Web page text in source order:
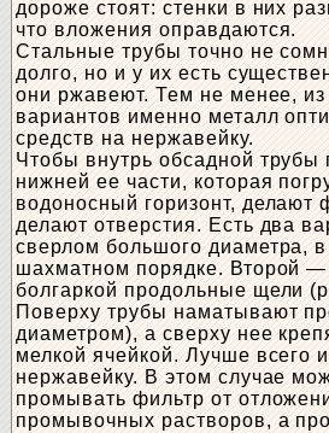
дороже стоят: стенки в них
что вложения оправдаются.
Стальные трубы точно не
долго, но и у их есть
они ржавеют. Тем не менее,
вариантов именно металл
средств на нержавейку.
Чтобы внутрь обсадной трубы
нижней ее части, которая
водоносный горизонт, делают
делают отверстия. Есть два
сверлом большого диаметра,
шахматном порядке. Второй —
болгаркой продольные щели
Поверху трубы наматывают
диаметром), а сверху нее
мелкой ячейкой. Лучше всего
нержавейку. В этом случае
промывать фильтр от
промывочных растворов, а